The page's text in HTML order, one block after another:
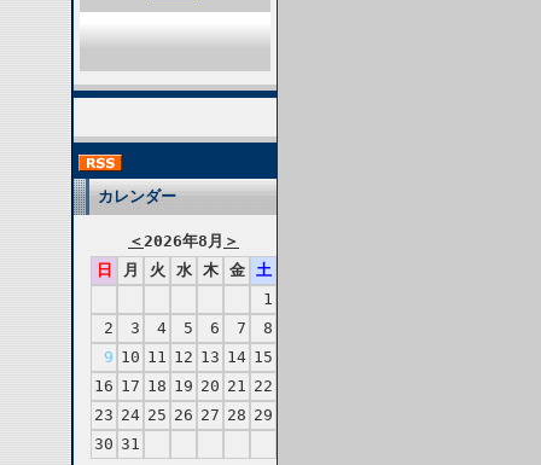
カレンダー
＜2026年8月 ＞
日
月 火 水 木 金
土
1
2
3 4 5 6 7
8
9 10 11 12 13 14 15
16 17 18 19 20 21 22
23 24 25 26 27 28 29
30 31